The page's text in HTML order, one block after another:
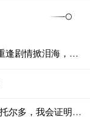
股票配资电话 《雀骨》侯明昊&艾米花灯下重逢剧情掀泪海，网评暑期档最佳长剧
炒股配资开户网上 普罗维德尔：我的偶像是托尔多，我会证明自己配得上国米球衣